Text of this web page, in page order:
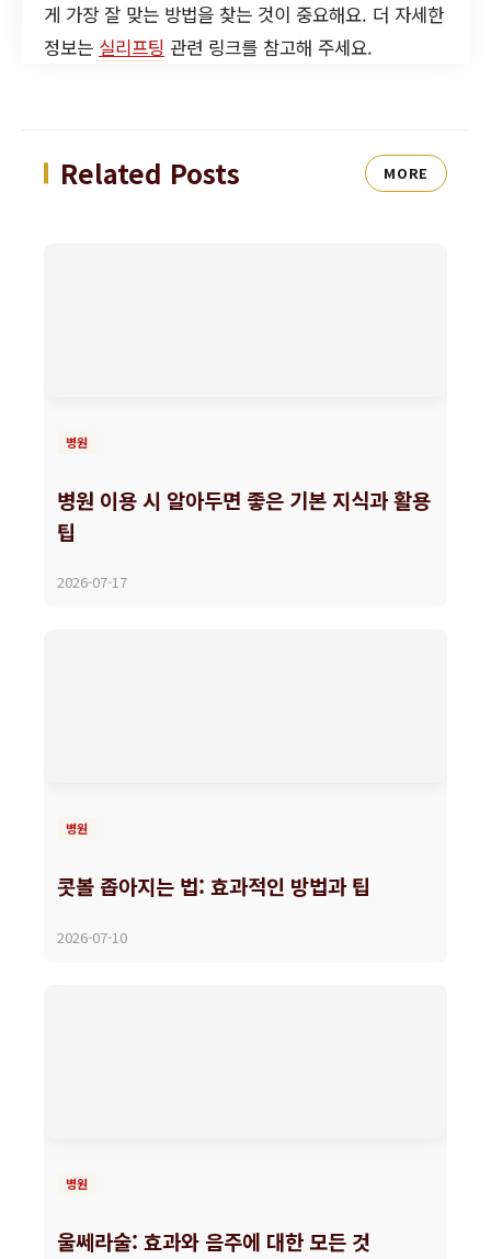
게 가장 잘 맞는 방법을 찾는 것이 중요해요. 더 자세한
정보는 실리프팅 관련 링크를 참고해 주세요.
Related Posts MORE
병원
병원 이용 시 알아두면 좋은 기본 지식과 활용
팁
2026-07-17
병원
콧볼 좁아지는 법: 효과적인 방법과 팁
2026-07-10
병원
울쎄라술: 효과와 음주에 대한 모든 것